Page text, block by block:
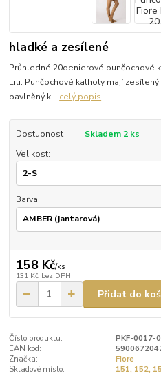
hladké a zesílené
Průhledné 20denierové punčochové
Lili. Punčochové kalhoty mají
bavlněný k... celý popis
Dostupnost
Skladem 2 ks
Velikost:
Barva:
158 Kč/ks
131 Kč bez DPH
Přidat do
Číslo produktu:
PKF-0017-
EAN kód:
Značka:
Fiore
Skladové místo:
151, 152,